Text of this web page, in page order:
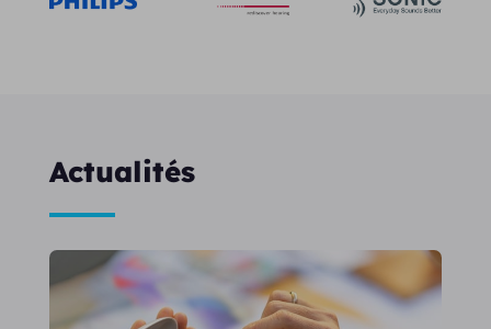
Actualités